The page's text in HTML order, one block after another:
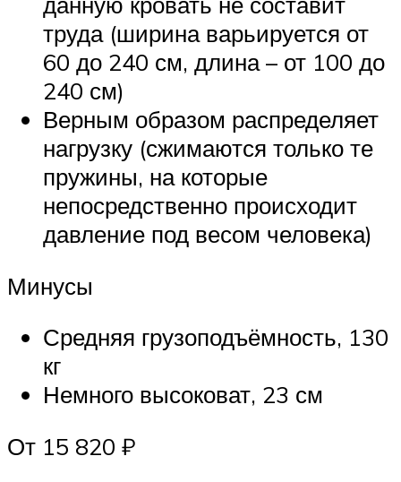
труда (ширина варьируется от
60 до 240 см, длина – от 100 до
240 см)
Верным образом распределяет
нагрузку (сжимаются только те
пружины, на которые
непосредственно происходит
давление под весом человека)
Минусы
Средняя грузоподъёмность, 130
кг
Немного высоковат, 23 см
От 15 820 ₽